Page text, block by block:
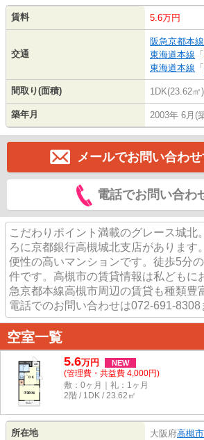
賃料 5.6万円
交通
阪急京都本線
東海道本線 「
東海道本線 「
間取り(面積) 1DK(23.62㎡)
築年月 2003年 6月(
メールでお問い合わ
電話でお問い合わ
こだわりポイント満載のグレース城北
ろに京都銀行高槻城北支店があります
便性の高いマンションです。徒歩5分
件です。高槻市の賃貸情報は私どもに
急京都本線高槻市周辺の賃貸も種類豊
電話でのお問い合わせは072-691-8308
空室一覧
5.6万円 NEW
(管理費・共益費 4,000円)
敷：0ヶ月｜礼：1ヶ月
2階 / 1DK / 23.62㎡
所在地 大阪府高槻市